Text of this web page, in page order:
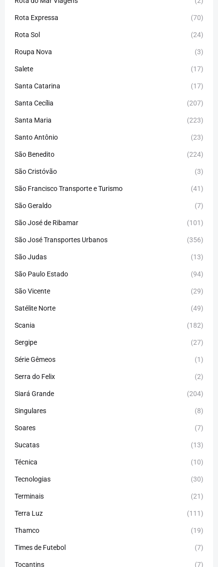
Rota Expressa (70)
Rota Sol (24)
Roupa Nova (3)
Salete (17)
Santa Catarina (17)
Santa Cecília (207)
Santa Maria (223)
Santo Antônio (23)
São Benedito (224)
São Cristóvão (3)
São Francisco Transporte e Turismo (41)
São Geraldo (7)
São José de Ribamar (101)
São José Transportes Urbanos (356)
São Judas (13)
São Paulo Estado (94)
São Vicente (29)
Satélite Norte (49)
Scania (182)
Sergipe (27)
Série Gêmeos (1)
Serra do Felix (2)
Siará Grande (204)
Singulares (8)
Soares (7)
Sucatas (13)
Técnica (10)
Tecnologias (30)
Terminais (21)
Terra Luz (111)
Thamco (19)
Times de Futebol (7)
Tocantins (7)